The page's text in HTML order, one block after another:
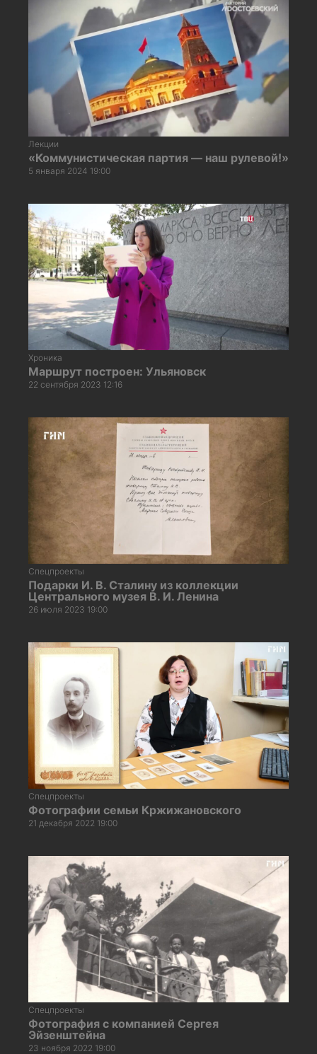
Лекции
«Коммунистическая партия — наш рулевой!»
5 января 2024 19:00
Хроника
Маршрут построен: Ульяновск
22 сентября 2023 12:16
Спецпроекты
Подарки И. В. Сталину из коллекции
Центрального музея В. И. Ленина
26 июля 2023 19:00
Спецпроекты
Фотографии семьи Кржижановского
21 декабря 2022 19:00
Спецпроекты
Фотография с компанией Сергея
Эйзенштейна
23 ноября 2022 19:00